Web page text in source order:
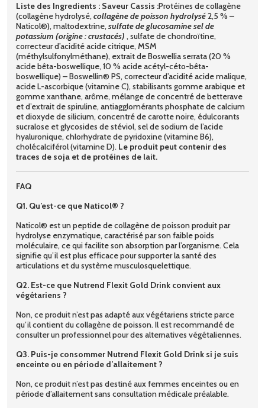
Liste des Ingredients : Saveur Cassis :Protéines de collagène
(collagène hydrolysé,collagène de poisson hydrolysé2,5 % –
Naticol®), maltodextrine,sulfate de glucosamine sel de
potassium (origine : crustacés) , sulfate de chondroïtine,
correcteur d’acidité acide citrique, MSM
(méthylsulfonylméthane), extrait de Boswellia serrata (20 %
acide bêta-boswellique, 10 % acide acétyl-céto-bêta-
boswellique) – Boswellin® PS, correcteur d’acidité acide malique,
acide L-ascorbique (vitamine C), stabilisants gomme arabique et
gomme xanthane, arôme, mélange de concentré de betterave
et d’extrait de spiruline, antiagglomérants phosphate de calcium
et dioxyde de silicium, concentré de carotte noire, édulcorants
sucralose et glycosides de stéviol, sel de sodium de l’acide
hyaluronique, chlorhydrate de pyridoxine (vitamine B6),
cholécalciférol (vitamine D). Le produit peut contenir des
traces de soja et de protéines de lait.
FAQ
Q1. Qu’est-ce que Naticol® ?
Naticol® est un peptide de collagène de poisson produit par
hydrolyse enzymatique, caractérisé par son faible poids
moléculaire, ce qui facilite son absorption par l’organisme. Cela
signifie qu’il est plus efficace pour supporter la santé des
articulations et du système musculosquelettique.
Q2. Est-ce que Nutrend Flexit Gold Drink convient aux
végétariens ?
Non, ce produit n’est pas adapté aux végétariens stricte parce
qu’il contient du collagène de poisson. Il est recommandé de
consulter un professionnel pour des alternatives végétaliennes.
Q3. Puis-je consommer Nutrend Flexit Gold Drink si je suis
enceinte ou en période d’allaitement ?
Non, ce produit n’est pas destiné aux femmes enceintes ou en
période d’allaitement sans consultation médicale préalable.